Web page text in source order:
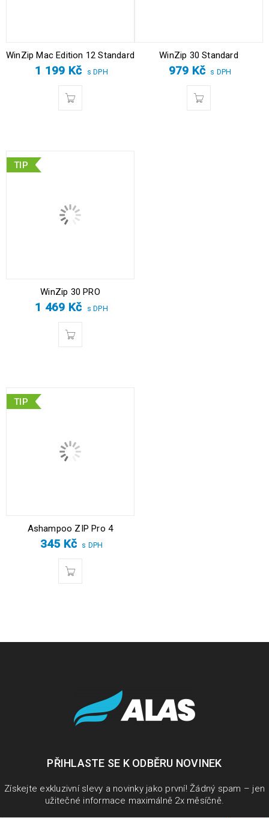
WinZip Mac Edition 12 Standard
1 199 Kč s DPH
WinZip 30 Standard
979 Kč s DPH
TIP
WinZip 30 PRO
1 469 Kč s DPH
TIP
Ashampoo ZIP Pro 4
345 Kč s DPH
PŘIHLASTE SE K ODBĚRU NOVINEK
Získejte exkluzivní slevy a novinky jako první! Žádný spam – jen
užitečné informace maximálně 2x měsíčně.